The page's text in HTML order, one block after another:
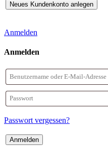
Anmelden
Anmelden
Benutzername
oder
E-
Mail-
Adresse
Passwort
Passwort vergessen?